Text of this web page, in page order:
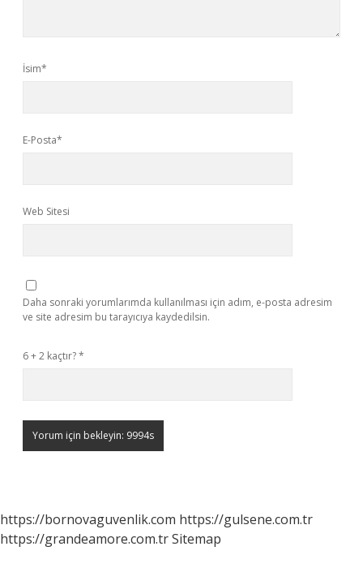
İsim*
E-Posta*
Web Sitesi
Daha sonraki yorumlarımda kullanılması için adım, e-posta adresim
ve site adresim bu tarayıcıya kaydedilsin.
6 + 2 kaçtır?*
https://bornovaguvenlik.com https://gulsene.com.tr
https://grandeamore.com.trSitemap